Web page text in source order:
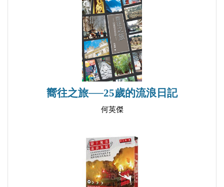
餐館／快樂燒烤吧／人才餐廳／仿膳中餐館
Part 4 品味「保」中──普羅夫迪夫 + 舊扎戈拉 + 卡
◆ 普羅夫迪夫 Пловдив（Plovdiv）
│交通資訊│普羅夫迪夫中央車站／普羅夫迪夫南巴
／亞歷山大一世王子步行街／聖母教堂／普羅夫迪夫
羅馬劇場／聖瑪麗娜教堂／君士坦丁大帝和聖海倫納
教堂／普羅夫迪夫區域民族誌博物館／納貝特山／陷
嚮往之旅──25歲的流浪日記
何英傑